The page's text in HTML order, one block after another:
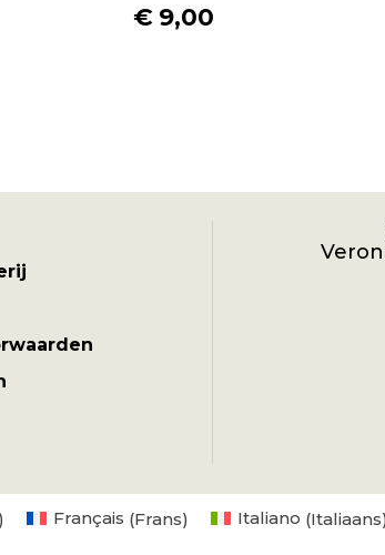
€9,00
) Français (Frans) Italiano (Italiaans)